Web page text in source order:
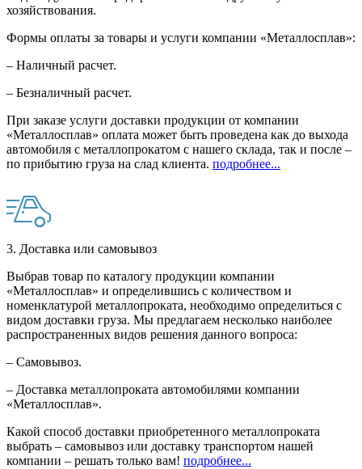
хозяйствования.
Формы оплаты за товары и услуги компании «Металлосплав»:
– Наличный расчет.
– Безналичный расчет.
При заказе услуги доставки продукции от компании
«Металлосплав» оплата может быть проведена как до выхода
автомобиля с металлопрокатом с нашего склада, так и после –
по прибытию груза на слад клиента. подробнее...
3. Доставка или самовывоз
Выбрав товар по каталогу продукции компании
«Металлосплав» и определившись с количеством и
номенклатурой металлопроката, необходимо определиться с
видом доставки груза. Мы предлагаем несколько наиболее
распространенных видов решения данного вопроса:
– Самовывоз.
– Доставка металлопроката автомобилями компании
«Металлосплав».
Какой способ доставки приобретенного металлопроката
выбрать – самовывоз или доставку транспортом нашей
компании – решать только вам! подробнее...